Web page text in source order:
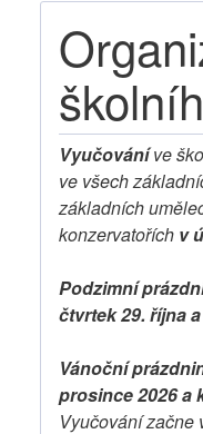
Vyučováníve
ve všech
základních
konzervatořích v
Podzimní
čtvrtek 29. října
Vánoční
prosince 2026 a
Vyučování začne